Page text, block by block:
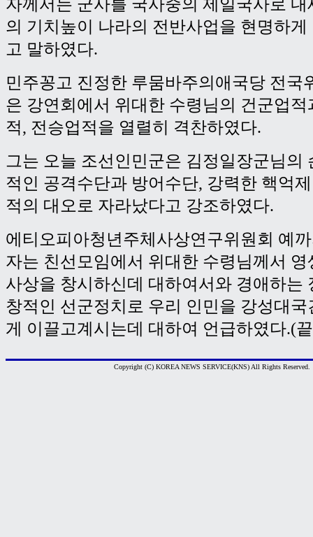
자께서는 군사를 국사중의 제일국사로
의 기치높이 나라의 전반사업을 현명하
고 말하였다.
민주꽁고 진정한 루뭄바주의애국당 전국
은 강연회에서 위대한 수령님의 건군업
적, 전승업적을 열렬히 격찬하였다.
그는 오늘 조선인민군은 김정일장군님의
적인 공격수단과 방어수단, 강력한 핵억
적의 대오로 자라났다고 강조하였다.
에티오피아청년주체사상연구위원회 예
자는 친선모임에서 위대한 수령님께서
사상을 창시하신데 대하여서와 경애하는
창적인 선군정치로 우리 인민을 강성대
게 이끌고계시는데 대하여 언급하였다.(
Copyright (C) KOREA NEWS SERVICE(KNS) All Rights Reserved.